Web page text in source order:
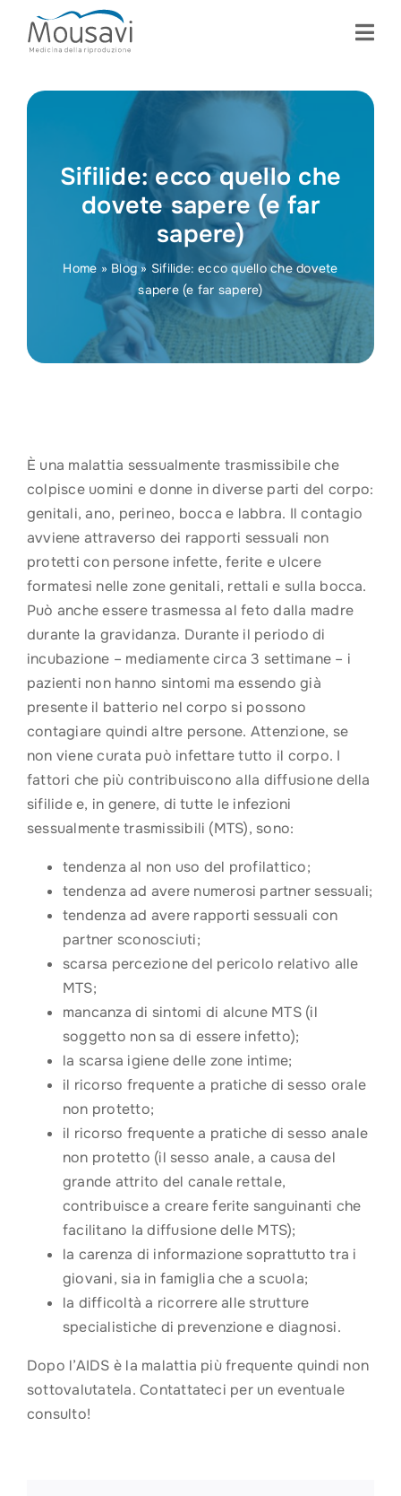
Sifilide: ecco quello che
dovete sapere (e far
sapere)
Home » Blog» Sifilide: ecco quello che dovete
sapere (e far sapere)
È una malattia sessualmente trasmissibile che
colpisce uomini e donne in diverse parti del corpo:
genitali, ano, perineo, bocca e labbra. Il contagio
avviene attraverso dei rapporti sessuali non
protetti con persone infette, ferite e ulcere
formatesi nelle zone genitali, rettali e sulla bocca.
Può anche essere trasmessa al feto dalla madre
durante la gravidanza. Durante il periodo di
incubazione – mediamente circa 3 settimane – i
pazienti non hanno sintomi ma essendo già
presente il batterio nel corpo si possono
contagiare quindi altre persone. Attenzione, se
non viene curata può infettare tutto il corpo. I
fattori che più contribuiscono alla diffusione della
sifilide e, in genere, di tutte le infezioni
sessualmente trasmissibili (MTS), sono:
tendenza al non uso del profilattico;
tendenza ad avere numerosi partner sessuali;
tendenza ad avere rapporti sessuali con
partner sconosciuti;
scarsa percezione del pericolo relativo alle
MTS;
mancanza di sintomi di alcune MTS (il
soggetto non sa di essere infetto);
la scarsa igiene delle zone intime;
il ricorso frequente a pratiche di sesso orale
non protetto;
il ricorso frequente a pratiche di sesso anale
non protetto (il sesso anale, a causa del
grande attrito del canale rettale,
contribuisce a creare ferite sanguinanti che
facilitano la diffusione delle MTS);
la carenza di informazione soprattutto tra i
giovani, sia in famiglia che a scuola;
la difficoltà a ricorrere alle strutture
specialistiche di prevenzione e diagnosi.
Dopo l’AIDS è la malattia più frequente quindi non
sottovalutatela. Contattateci per un eventuale
consulto!